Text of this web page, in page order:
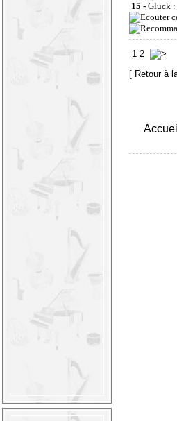
15 - Gluck :
1 2
[ Retour à
Accueil